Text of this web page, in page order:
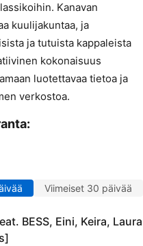
Kanavan
kuulijakuntaa, ja
ja tutuista kappaleista
kokonaisuus
luotettavaa tietoa ja
verkostoa.
Viimeiset 30 päivää
BESS, Eini, Keira, Laura